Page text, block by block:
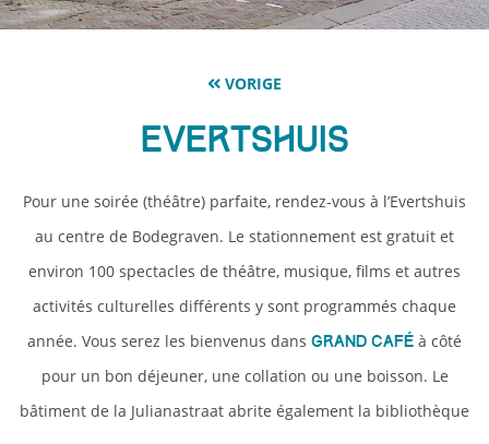
VORIGE
Evertshuis
Pour une soirée (théâtre) parfaite, rendez-vous à l’Evertshuis
au centre de Bodegraven. Le stationnement est gratuit et
environ 100 spectacles de théâtre, musique, films et autres
activités culturelles différents y sont programmés chaque
année. Vous serez les bienvenus dans Grand Café à côté
pour un bon déjeuner, une collation ou une boisson. Le
bâtiment de la Julianastraat abrite également la bibliothèque